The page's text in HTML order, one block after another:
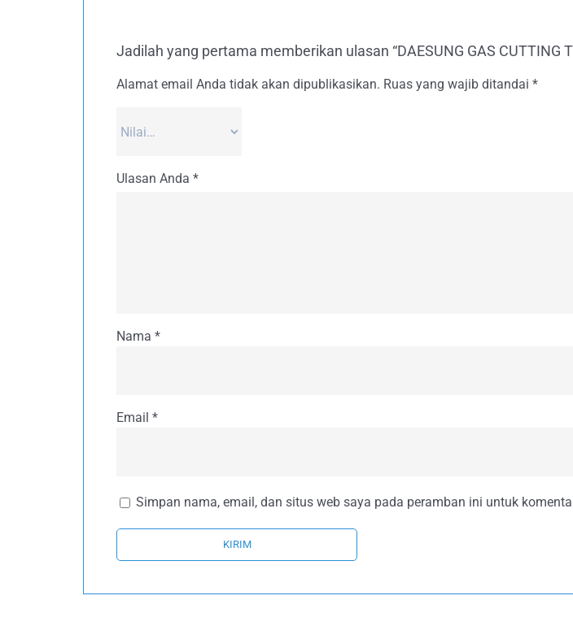
Jadilah yang pertama memberikan ulasan “DAESUNG GAS CUTTING
Alamat email Anda tidak akan dipublikasikan. Ruas yang wajib ditandai *
Ulasan Anda *
Nama *
Email *
Simpan nama, email, dan situs web saya pada peramban ini untuk